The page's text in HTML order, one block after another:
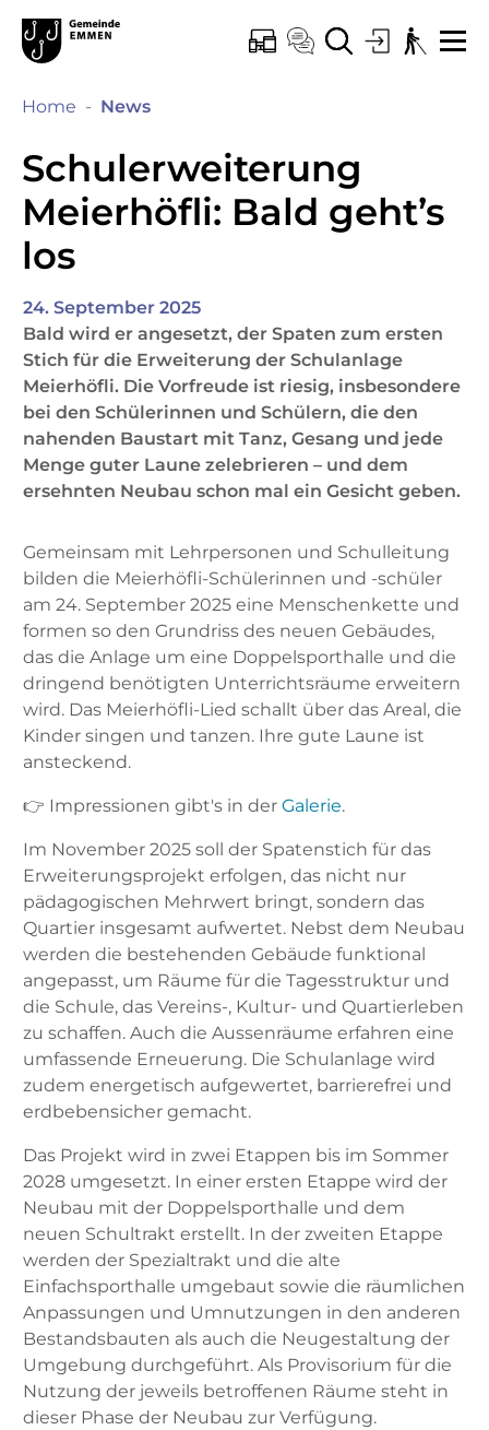
zur Startseite
Direkt zur Hauptnavigation
Direkt zum Inhalt
Direkt zur Suche
Direkt zum Stichwortverzeichnis
KopfzeileEmmen
Hauptnavigation
ONLINE-SCHALTER
KONTAKT
SUCHELOGIN
Hauptinhalt
Home News(ausgewählt)
Schulerweiterung
Meierhöfli: Bald geht’s
los
24. September 2025
Bald wird er angesetzt, der Spaten zum ersten
Stich für die Erweiterung der Schulanlage
Meierhöfli. Die Vorfreude ist riesig, insbesondere
bei den Schülerinnen und Schülern, die den
nahenden Baustart mit Tanz, Gesang und jede
Menge guter Laune zelebrieren – und dem
ersehnten Neubau schon mal ein Gesicht geben.
Gemeinsam mit Lehrpersonen und Schulleitung
bilden die Meierhöfli-Schülerinnen und -schüler
am 24. September 2025 eine Menschenkette und
formen so den Grundriss des neuen Gebäudes,
das die Anlage um eine Doppelsporthalle und die
dringend benötigten Unterrichtsräume erweitern
wird. Das Meierhöfli-Lied schallt über das Areal, die
Kinder singen und tanzen. Ihre gute Laune ist
ansteckend.
👉 Impressionen gibt's in der Galerie.
Im November 2025 soll der Spatenstich für das
Erweiterungsprojekt erfolgen, das nicht nur
pädagogischen Mehrwert bringt, sondern das
Quartier insgesamt aufwertet. Nebst dem Neubau
werden die bestehenden Gebäude funktional
angepasst, um Räume für die Tagesstruktur und
die Schule, das Vereins-, Kultur- und Quartierleben
zu schaffen. Auch die Aussenräume erfahren eine
umfassende Erneuerung. Die Schulanlage wird
zudem energetisch aufgewertet, barrierefrei und
erdbebensicher gemacht.
Das Projekt wird in zwei Etappen bis im Sommer
2028 umgesetzt. In einer ersten Etappe wird der
Neubau mit der Doppelsporthalle und dem
neuen Schultrakt erstellt. In der zweiten Etappe
werden der Spezialtrakt und die alte
Einfachsporthalle umgebaut sowie die räumlichen
Anpassungen und Umnutzungen in den anderen
Bestandsbauten als auch die Neugestaltung der
Umgebung durchgeführt. Als Provisorium für die
Nutzung der jeweils betroffenen Räume steht in
dieser Phase der Neubau zur Verfügung.